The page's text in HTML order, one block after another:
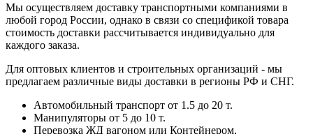
Мы осуществляем доставку транспортными компаниями в
любой город России, однако в связи со спецификой товара
стоимость доставки рассчитывается индивидуально для
каждого заказа.
Для оптовых клиентов и строительных организаций - мы
предлагаем различные виды доставки в регионы РФ и СНГ.
Автомобильный транспорт от 1.5 до 20 т.
Манипуляторы от 5 до 10 т.
Перевозка ЖД вагоном или Контейнером.